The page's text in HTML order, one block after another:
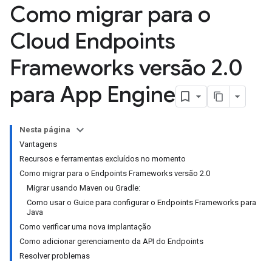
Como migrar para o
Cloud Endpoints
Frameworks versão 2.0
para App Engine
Nesta página
Vantagens
Recursos e ferramentas excluídos no momento
Como migrar para o Endpoints Frameworks versão 2.0
Migrar usando Maven ou Gradle:
Como usar o Guice para configurar o Endpoints Frameworks para
Java
Como verificar uma nova implantação
Como adicionar gerenciamento da API do Endpoints
Resolver problemas